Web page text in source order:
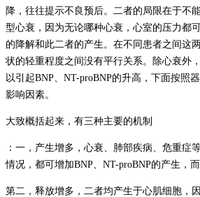
降，往往提示不良预后。二者的局限在于不
型心衰，因为无论哪种心衰，心室的压力都
的降解和此二者的产生。在不同患者之间这
状的轻重程度之间没有平行关系。除心衰外
以引起BNP、NT-proBNP的升高，下面按照
影响因素。
大致概括起来，有三种主要的机制
：一，产生增多，心衰、肺部疾病、危重症
情况，都可增加BNP、NT-proBNP的产生，
第二，释放增多，二者均产生于心肌细胞，